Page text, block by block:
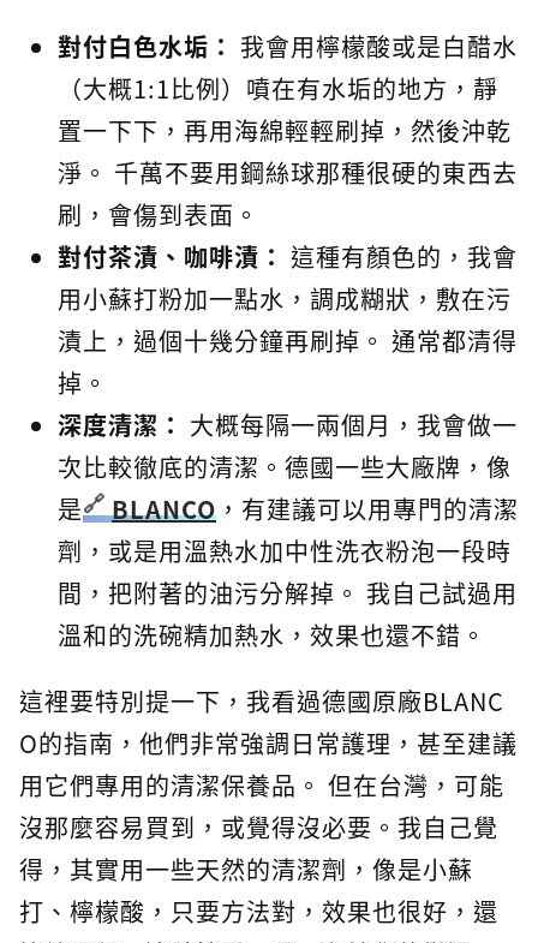
對付白色水垢： 我會用檸檬酸或是白醋水
（大概1:1比例）噴在有水垢的地方，靜
置一下下，再用海綿輕輕刷掉，然後沖乾
淨。 千萬不要用鋼絲球那種很硬的東西去
刷，會傷到表面。
對付茶漬、咖啡漬： 這種有顏色的，我會
用小蘇打粉加一點水，調成糊狀，敷在污
漬上，過個十幾分鐘再刷掉。 通常都清得
掉。
深度清潔： 大概每隔一兩個月，我會做一
次比較徹底的清潔。德國一些大廠牌，像
是
BLANCO ，有建議可以用專門的清潔
劑，或是用溫熱水加中性洗衣粉泡一段時
間，把附著的油污分解掉。 我自己試過用
溫和的洗碗精加熱水，效果也還不錯。
這裡要特別提一下，我看過德國原廠BLANC
O的指南，他們非常強調日常護理，甚至建議
用它們專用的清潔保養品。 但在台灣，可能
沒那麼容易買到，或覺得沒必要。我自己覺
得，其實用一些天然的清潔劑，像是小蘇
打、檸檬酸，只要方法對，效果也很好，還